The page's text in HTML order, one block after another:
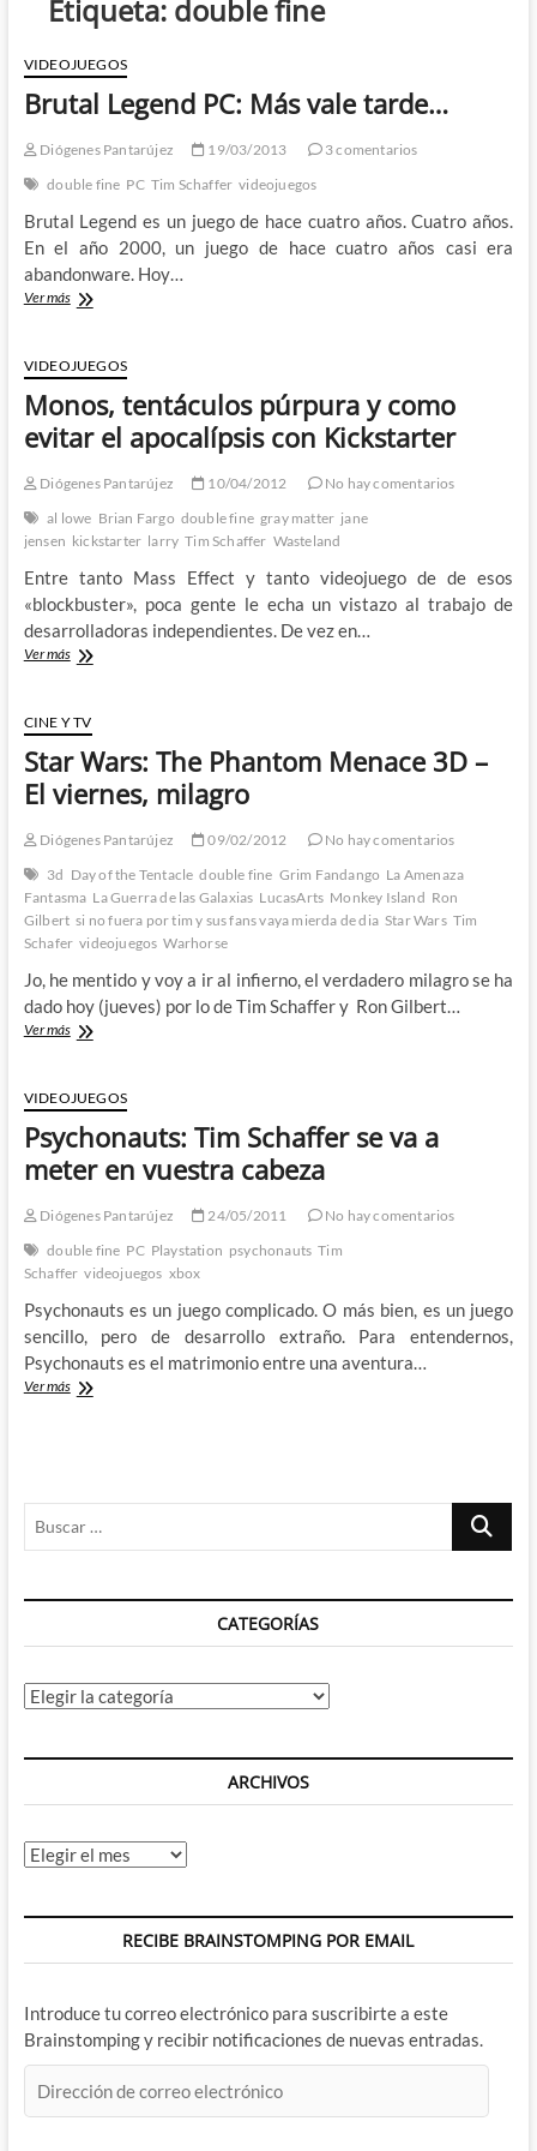
Etiqueta: double fine
VIDEOJUEGOS
Brutal Legend PC: Más vale tarde…
Diógenes Pantarújez 19/03/2013
3 comentarios
double fine PC Tim Schaffer videojuegos
Brutal Legend es un juego de hace cuatro años. Cuatro años.
En el año 2000, un juego de hace cuatro años casi era
abandonware. Hoy…
Ver másBrutal
Más
vale
tarde…
VIDEOJUEGOS
Monos, tentáculos púrpura y como
evitar el apocalípsis con Kickstarter
Diógenes Pantarújez 10/04/2012
No hay comentarios
al lowe Brian Fargo double fine gray matter jane
jensen kickstarter larry Tim Schaffer Wasteland
Entre tanto Mass Effect y tanto videojuego de de esos
«blockbuster», poca gente le echa un vistazo al trabajo de
desarrolladoras independientes. De vez en…
Ver másMonos,
y
como
evitar
el
apocalípsis
Kickstarter
CINE Y TV
Star Wars: The Phantom Menace 3D –
El viernes, milagro
Diógenes Pantarújez 09/02/2012
No hay comentarios
3d Day of the Tentacle double fine Grim Fandango La Amenaza
Fantasma La Guerra de las Galaxias LucasArts Monkey Island Ron
Gilbert si no fuera por tim y sus fans vaya mierda de dia Star Wars Tim
Schafer videojuegos Warhorse
Jo, he mentido y voy a ir al infierno, el verdadero milagro se ha
dado hoy (jueves) por lo de Tim Schaffer y Ron Gilbert…
Ver másStar
Phantom
Menace
3D
El
milagro
VIDEOJUEGOS
Psychonauts: Tim Schaffer se va a
meter en vuestra cabeza
Diógenes Pantarújez 24/05/2011
No hay comentarios
double fine PC Playstation psychonauts Tim
Schaffer videojuegos xbox
Psychonauts es un juego complicado. O más bien, es un juego
sencillo, pero de desarrollo extraño. Para entendernos,
Psychonauts es el matrimonio entre una aventura…
Ver másPsychonauts:
en
vuestra
Buscar
CATEGORÍAS
Categorías
ARCHIVOS
Archivos
RECIBE BRAINSTOMPING POR EMAIL
Introduce tu correo electrónico para suscribirte a este
Brainstomping y recibir notificaciones de nuevas entradas.
de